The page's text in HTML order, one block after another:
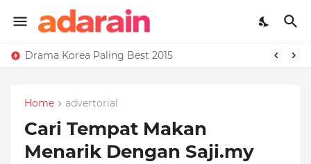
Drama Korea Paling Best 2015
Home advertorial
Cari Tempat Makan
Menarik Dengan Saji.my